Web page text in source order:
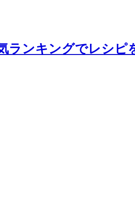
ランキングでレシピ